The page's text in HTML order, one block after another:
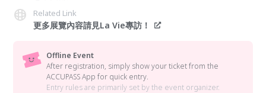
Related Link
更多展覽內容請見La Vie專訪！
Offline Event
After registration, simply show your ticket from the
ACCUPASS App for quick entry.
Entry rules are primarily set by the event organizer.